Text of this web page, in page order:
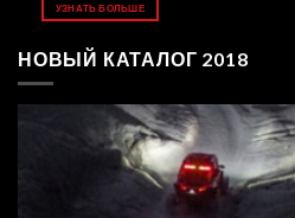
УЗНАТЬ БОЛЬШЕ
НОВЫЙ КАТАЛОГ 2018